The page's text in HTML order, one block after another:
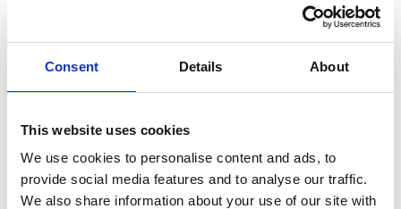
Consent Details About
This website uses cookies
We use cookies to personalise content and ads, to
provide social media features and to analyse our traffic.
We also share information about your use of our site with
klimatyzacji.
Jak sprawdzić ciśnienie w układzie klimatyzacji